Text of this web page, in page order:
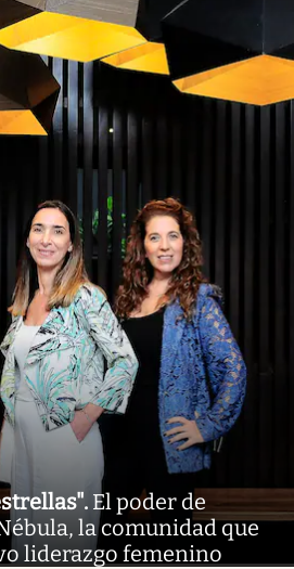
. El poder de
la comunidad que
liderazgo femenino